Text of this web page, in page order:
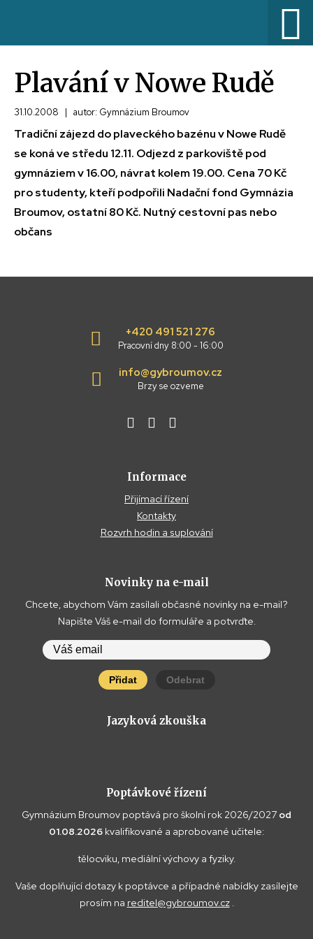
Plavání v Nowe Rudě
31.10.2008 | autor: Gymnázium Broumov
Tradiční zájezd do plaveckého bazénu v Nowe Rudě
se koná ve středu 12.11. Odjezd z parkoviště pod
gymnáziem v 16.00, návrat kolem 19.00. Cena 70 Kč
pro studenty, kteří podpořili Nadační fond Gymnázia
Broumov, ostatní 80 Kč. Nutný cestovní pas nebo
občans
+420 491 521 276
Pracovní dny 8:00 - 16:00
info@gybroumov.cz
Brzy se ozveme
Informace
Přijímací řízení
Kontakty
Rozvrh hodin a suplování
Novinky na e-mail
Chcete, abychom Vám zasílali občasné novinky na e-mail?
Napište Váš e-mail do formuláře a potvrďte.
Přidat Odebrat
Jazyková zkouška
Poptávkové řízení
Gymnázium Broumov poptává pro školní rok 2026/2027 od
01.08.2026 kvalifikované a aprobované učitele:
tělocviku, mediální výchovy a fyziky.
Vaše doplňující dotazy k poptávce a případné nabídky zasílejte
prosím na reditel@gybroumov.cz.